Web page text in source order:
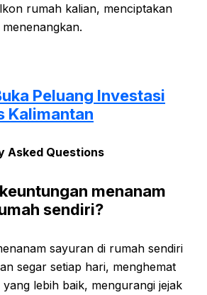
rumah kalian, menciptakan
Peluang Investasi
Kalimantan
Asked Questions
menanam
sendiri?
sayuran di rumah sendiri
segar setiap hari, menghemat
lebih baik, mengurangi jejak